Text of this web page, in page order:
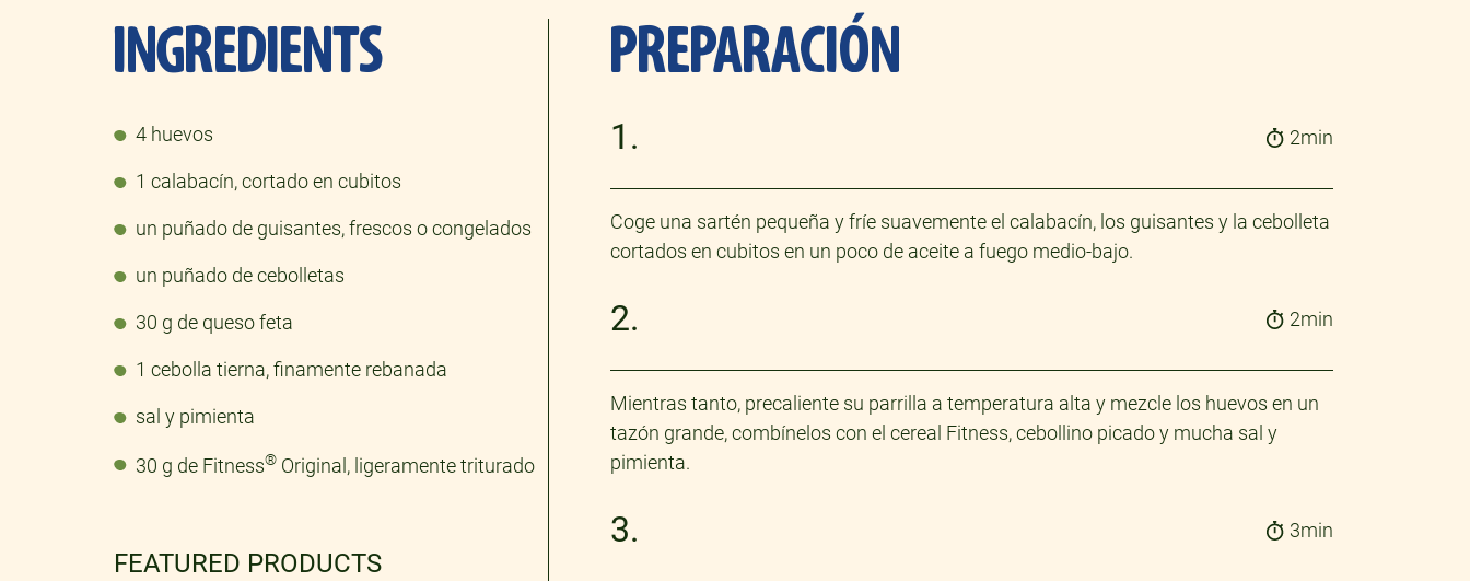
INGREDIENTS
4 huevos
1 calabacín, cortado en cubitos
un puñado de guisantes, frescos o congelados
un puñado de cebolletas
30 g de queso feta
1 cebolla tierna, finamente rebanada
sal y pimienta
30 g de Fitness® Original, ligeramente triturado
FEATURED PRODUCTS
PREPARACIÓN
1. 2min
Coge una sartén pequeña y fríe suavemente el calabacín, los guisantes y la cebolleta
cortados en cubitos en un poco de aceite a fuego medio-bajo.
2. 2min
Mientras tanto, precaliente su parrilla a temperatura alta y mezcle los huevos en un
tazón grande, combínelos con el cereal Fitness, cebollino picado y mucha sal y
pimienta.
3. 3min